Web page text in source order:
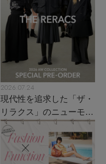
2026.07.24
現代性を追求した「ザ・
リラクス」のニューモダ
ンクラシック